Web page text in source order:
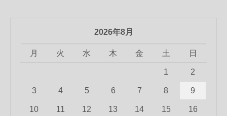
2026年8月
月 火 水 木 金 土 日
1 2
3 4 5 6 7 8 9
10 11 12 13 14 15 16